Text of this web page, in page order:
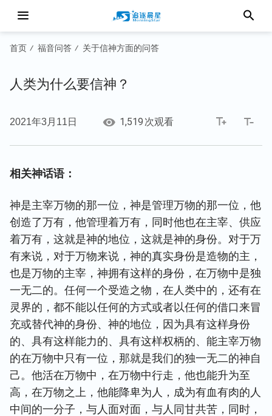
首页 / 福音问答 / 关于信神方面的问答
人类为什么要信神？
2021年3月11日 1,519 次观看
相关神话语：
神是主宰万物的那一位，神是管理万物的那一位，他
创造了万有，他管理着万有，同时他也在主宰、供应
着万有，这就是神的地位，这就是神的身份。对于万
有来说，对于万物来说，神的真实身份是造物的主，
也是万物的主宰，神拥有这样的身份，在万物中是独
一无二的。任何一个受造之物，在人类中的，还有在
灵界的，都不能以任何的方式或者以任何的借口来冒
充或替代神的身份、神的地位，因为具有这样身份
的、具有这样能力的、具有这样权柄的、能主宰万物
的在万物中只有一位，那就是我们的独一无二的神自
己。他活在万物中，在万物中行走，他也能升为至
高，在万物之上，他能降卑为人，成为有血有肉的人
中间的一分子，与人面对面，与人同甘共苦，同时，